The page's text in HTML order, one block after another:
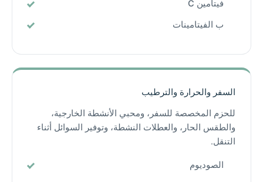
فيتامين C
ب الفيتامينات
السفر والحرارة والترطيب
للحزم المخصصة للسفر، ومحبي الأنشطة الخارجية،
والطقس الحار، والعطلات النشطة، وتوفير السوائل أثناء
التنقل.
الصوديوم